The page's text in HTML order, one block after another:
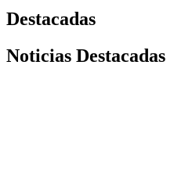
Destacadas
Noticias Destacadas